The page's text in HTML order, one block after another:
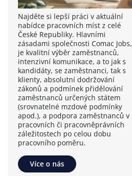
Najděte si lepší práci v aktuální
nabídce pracovních míst z celé
České Republiky. Hlavními
zásadami společnosti Comac Jobs,
je kvalitní výběr zaměstnanců,
intenzivní komunikace, a to jak s
kandidáty, se zaměstnanci, tak s
klienty, absolutní dodržování
zákonů a podmínek přidělování
zaměstnanců určených státem
(srovnatelné mzdové podmínky
apod.), a podpora zaměstnanců v
pracovních či pracovněprávních
záležitostech po celou dobu
pracovního poměru.
Více o nás